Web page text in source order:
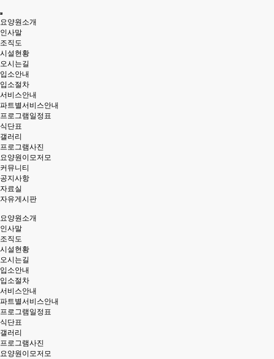
요양원소개
인사말
조직도
시설현황
오시는길
입소안내
입소절차
서비스안내
파트별서비스안내
프로그램일정표
식단표
갤러리
프로그램사진
요양원이모저모
커뮤니티
공지사항
자료실
자유게시판
요양원소개
인사말
조직도
시설현황
오시는길
입소안내
입소절차
서비스안내
파트별서비스안내
프로그램일정표
식단표
갤러리
프로그램사진
요양원이모저모